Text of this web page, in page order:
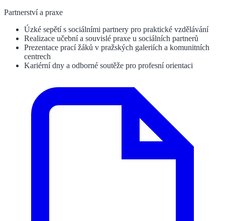
Partnerství a praxe
Úzké sepětí s sociálními partnery pro praktické vzdělávání
Realizace učební a souvislé praxe u sociálních partnerů
Prezentace prací žáků v pražských galeriích a komunitních
centrech
Kariérní dny a odborné soutěže pro profesní orientaci